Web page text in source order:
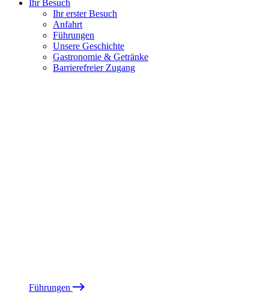
Ihr Besuch
Ihr erster Besuch
Anfahrt
Führungen
Unsere Geschichte
Gastronomie & Getränke
Barrierefreier Zugang
Führungen